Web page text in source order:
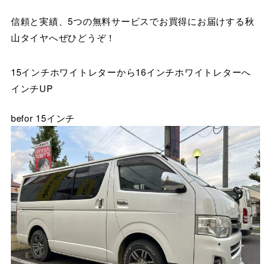
信頼と実績、5つの無料サービスでお買得にお届けする秋
山タイヤへぜひどうぞ！
15インチホワイトレターから16インチホワイトレターへ
インチUP
befor 15インチ